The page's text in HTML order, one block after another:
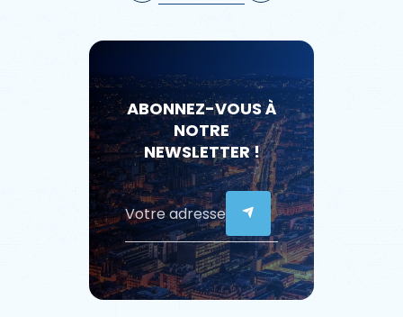
ABONNEZ-VOUS À
NOTRE
NEWSLETTER !